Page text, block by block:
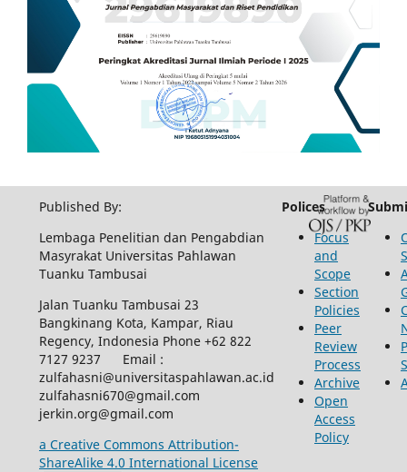
Published By:
Lembaga Penelitian dan Pengabdian
Masyrakat Universitas Pahlawan
Tuanku Tambusai
Jalan Tuanku Tambusai 23
Bangkinang Kota, Kampar, Riau
Regency, Indonesia Phone +62 822
7127 9237 Email :
zulfahasni@universitaspahlawan.ac.id
zulfahasni670@gmail.com
jerkin.org@gmail.com
a Creative Commons Attribution-
ShareAlike 4.0 International License
Polices
Focus
and
Scope
Section
Policies
Peer
Review
Process
Archive
Open
Access
Policy